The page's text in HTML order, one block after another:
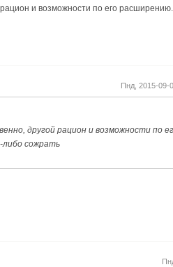
и возможности по его
Пнд, 2015-09-
другой рацион и возможности по
либо сожрать